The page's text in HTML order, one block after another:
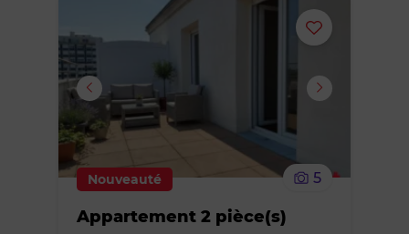
Ajouter
Nouveauté 5
Appartement 2 pièce(s)